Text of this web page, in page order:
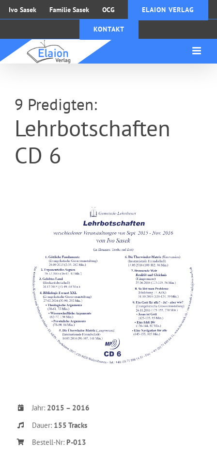
Zum
Inhalt
Ivo Sasek Familie Sasek OCG ELAION VERLAG
KONTAKT
9 Predigten:
Lehrbotschaften
CD 6
Jahr: 2015 – 2016
Dauer: 155 Tracks
Bestell-Nr: P-013